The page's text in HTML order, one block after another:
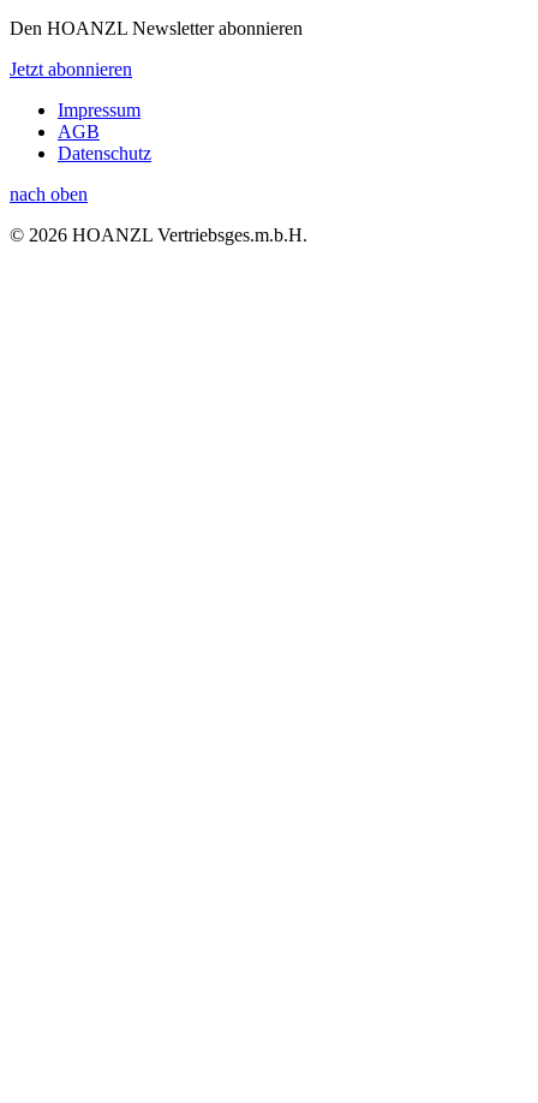
Den HOANZL Newsletter abonnieren
Jetzt abonnieren
Impressum
AGB
Datenschutz
nach oben
© 2026 HOANZL Vertriebsges.m.b.H.